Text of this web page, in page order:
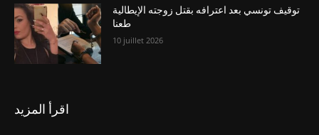
توقيف تونسي بعد اعترافه بقتل زوجته الإيطالية
طعنا
10 juillet 2026
اقرأ المزيد